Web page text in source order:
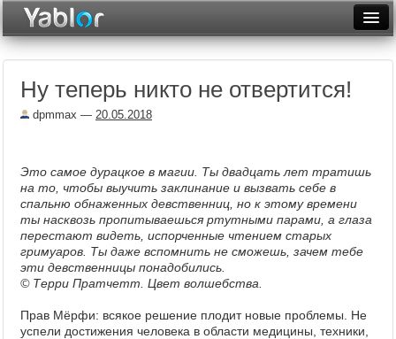
Неделя
Архив
Фототоп
Видеотоп
Ну теперь никто не отвертится!
dpmmax — 20.05.2018
Это самое дурацкое в магии. Ты двадцать лет тратишь
на то, чтобы выучить заклинание и вызвать себе в
спальню обнаженных девственниц, но к этому времени
ты насквозь пропитываешься ртутными парами, а глаза
перестают видеть, испорченные чтением старых
гримуаров. Ты даже вспомнить не сможешь, зачем тебе
эти девственницы понадобились.
© Терри Пратчетт. Цвет волшебства.
Прав Мёрфи: всякое решение плодит новые проблемы. Не
успели достижения человека в области медицины, техники,